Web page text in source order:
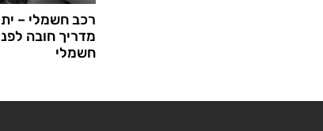
רכב חשמלי –
מדריך חובה
חשמלי